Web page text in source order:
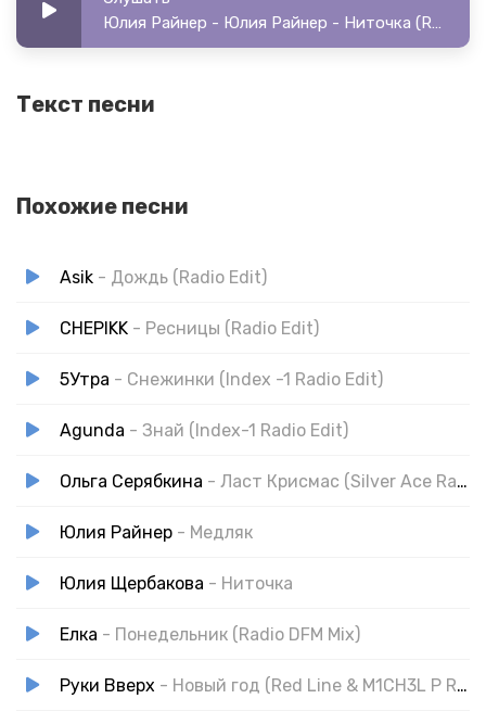
Юлия Райнер - Юлия Райнер - Ниточка (Radio Edit)
Текст песни
Похожие песни
Asik - Дождь (Radio Edit)
CHEPIKK - Ресницы (Radio Edit)
5Утра - Снежинки (Index -1 Radio Edit)
Agunda - Знай (Index-1 Radio Edit)
Ольга Серябкина - Ласт Крисмас (Silver Ace Radio Edit)
Юлия Райнер - Медляк
Юлия Щербакова - Ниточка
Елка - Понедельник (Radio DFM Mix)
Руки Вверх - Новый год (Red Line & M1CH3L P Radio Remix)